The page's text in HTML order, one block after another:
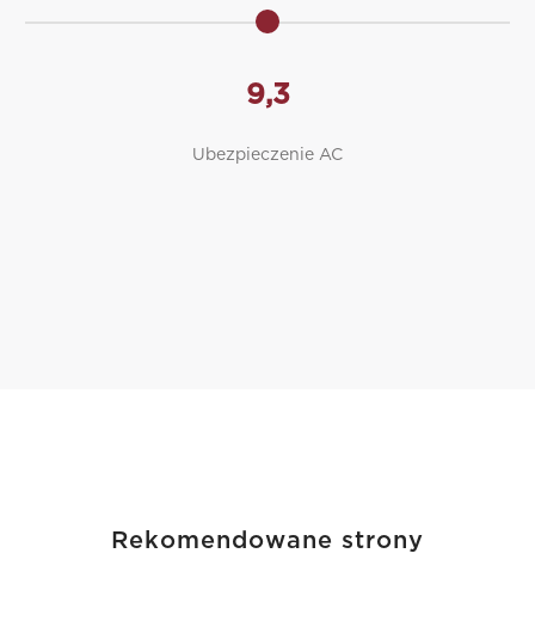
9,3
Ubezpieczenie AC
Rekomendowane strony